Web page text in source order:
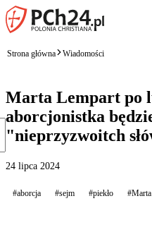
Strona główna Wiadomości
Marta Lempart po
aborcjonistka
"nieprzyzwoitch
24 lipca 2024
#aborcja #sejm #piekło